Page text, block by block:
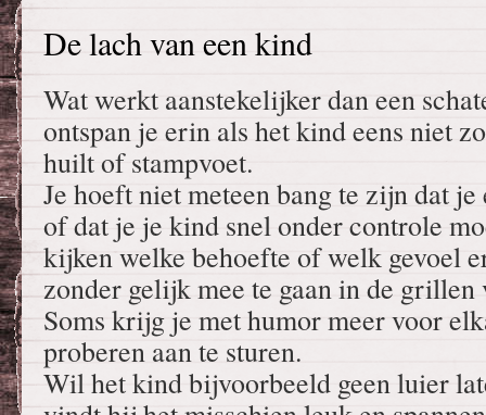
De lach van een kind
Wat werkt aanstekelijker dan een
ontspan je erin als het kind eens niet
huilt of stampvoet.
Je hoeft niet meteen bang te zijn dat
of dat je je kind snel onder controle
kijken welke behoefte of welk gevoel
zonder gelijk mee te gaan in de grillen
Soms krijg je met humor meer voor
proberen aan te sturen.
Wil het kind bijvoorbeeld geen luier